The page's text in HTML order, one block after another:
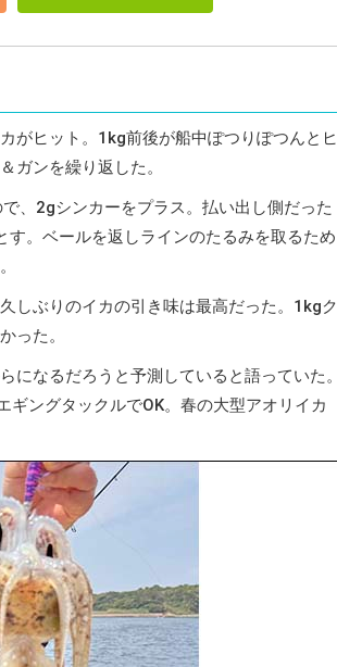
がヒット。1kg前後が船中ぽつりぽつんとヒ
ガンを繰り返した。
、2gシンカーをプラス。払い出し側だった
。ベールを返しラインのたるみを取るため
しぶりのイカの引き味は最高だった。1kgク
った。
なるだろうと予測していると語っていた。
ングタックルでOK。春の大型アオリイカ